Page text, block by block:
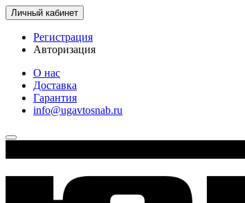
Личный кабинет
Регистрация
Авторизация
О нас
Доставка
Гарантия
info@ugavtosnab.ru